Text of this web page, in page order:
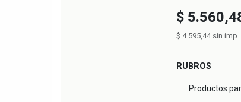
$
$ 4.595,44 sin imp.
RUBROS
Productos